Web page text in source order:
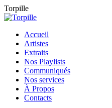
Torpille
Accueil
Artistes
Extraits
Nos Playlists
Communiqués
Nos services
À Propos
Contacts